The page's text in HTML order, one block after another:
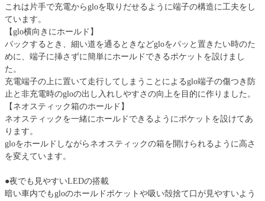
これは片手で充電からgloを取りだせるように端子の構造に工夫をし
ています。
【glo横向きにホールド】
バックするとき、細い道を通るときなどgloをパッと置きたい時のた
めに、端子に挿さずに簡単にホールドできるポケットを設けまし
た。
充電端子の上に置いて走行してしまうことによるglo端子の傷つき防
止と非充電時のgloの出し入れしやすさの向上を目的に作りました。
【ネオスティック箱のホールド】
ネオスティックを一緒にホールドできるようにポケットを設けてあ
ります。
gloをホールドしながらネオスティックの箱を開けられるように高さ
を変えています。
●夜でも見やすいLEDの搭載
暗い車内でもgloのホールドポケットや吸い殻捨て口が見やすいよう